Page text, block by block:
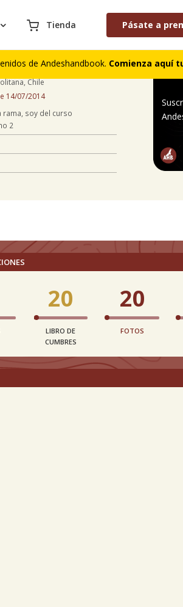
Tienda Pásate a
de Andeshandbook. Comienza aquí
Chile
14/07/2014
rama, soy del curso
2
20
LIBRO DE
CUMBRES
20
FOTOS